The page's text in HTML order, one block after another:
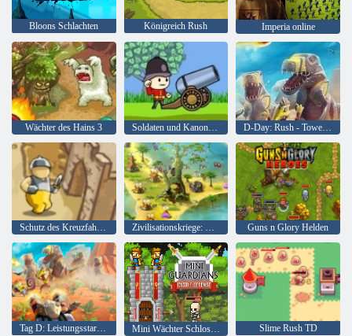
Bloons Schlachten Königreich Rush Imperia online
Wächter des Hains 3 Soldaten und Kanonen: Mountain Attack D-Day: Rush - Tower Defense
Schutz des Kreuzfahrers Zivilisationskriege: Meisterausgabe Guns n Glory Helden
Tag D: Leistungsstarker Schutz Mini Wächter Schloss Verteidigung Slime Rush TD